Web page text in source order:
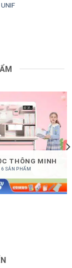
THÔNG MINH
6 SẢN PHẨM